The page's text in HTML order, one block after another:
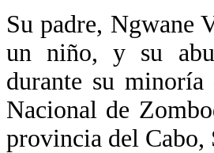
Su padre, Ngwane
un niño, y su
durante su minoría
Nacional de
provincia del Cabo,